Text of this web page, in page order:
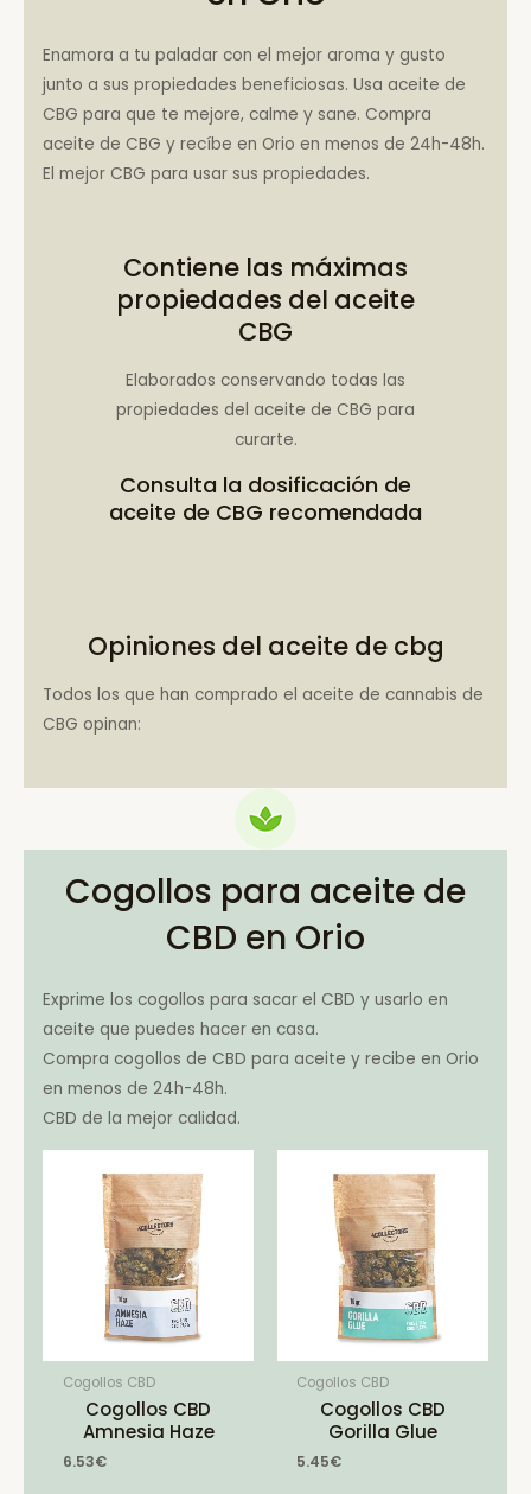
Enamora a tu paladar con el mejor aroma y gusto
junto a sus propiedades beneficiosas. Usa aceite de
CBG para que te mejore, calme y sane. Compra
aceite de CBG y recíbe en Orio en menos de 24h-48h.
El mejor CBG para usar sus propiedades.
Contiene las máximas
propiedades del aceite
CBG
Elaborados conservando todas las
propiedades del aceite de CBG para
curarte.
Consulta la dosificación de
aceite de CBG recomendada
Opiniones del aceite de cbg
Todos los que han comprado el aceite de cannabis de
CBG opinan:
Cogollos para aceite de
CBD en Orio
Exprime los cogollos para sacar el CBD y usarlo en
aceite que puedes hacer en casa.
Compra cogollos de CBD para aceite y recibe en Orio
en menos de 24h-48h.
CBD de la mejor calidad.
Cogollos CBD
Cogollos CBD
Amnesia Haze
6.53€
Cogollos CBD
Cogollos CBD
Gorilla Glue
5.45€